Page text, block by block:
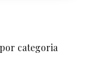
categoria